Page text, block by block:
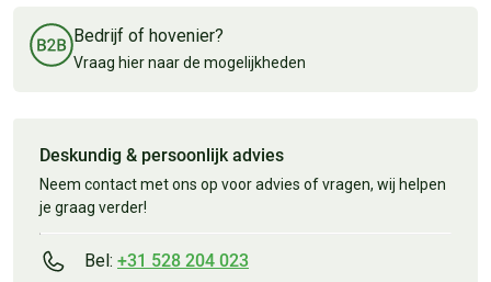
Bedrijf of hovenier?
Vraag hier naar de mogelijkheden
Deskundig & persoonlijk advies
Neem contact met ons op voor advies of vragen, wij helpen
je graag verder!
Bel: +31 528 204 023